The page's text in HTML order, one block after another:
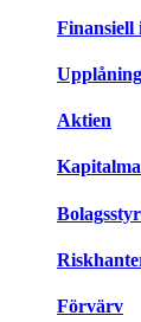
Finansiell
Aktien
Förvärv